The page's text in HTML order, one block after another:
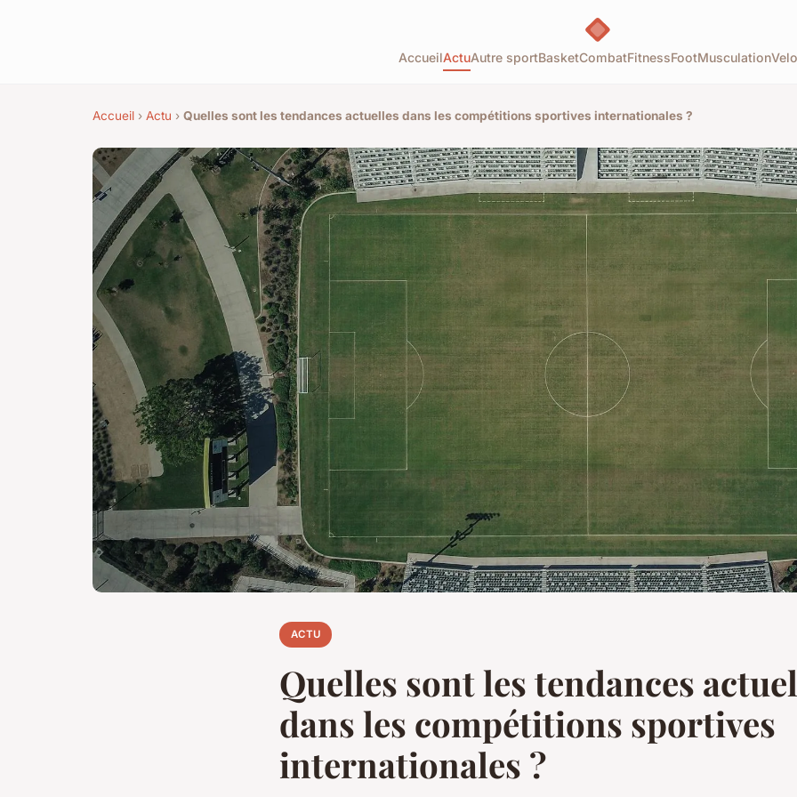
AccueilActuAutre sportBasketCombatFitnessFootMusculationVelo
Accueil › Actu › Quelles sont les tendances actuelles dans les compétitions sportives internationales ?
ACTU
Quelles sont les tendances
dans les compétitions sportives
internationales ?